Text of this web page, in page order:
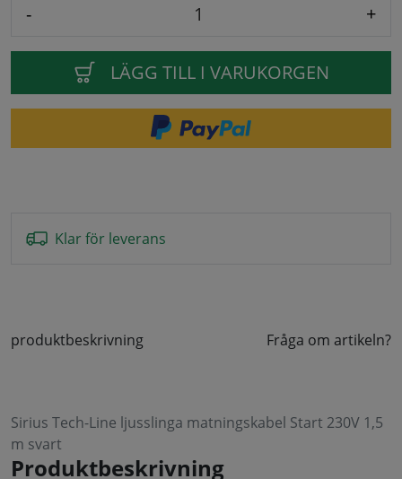
- +
LÄGG TILL I VARUKORGEN
Klar för leverans
produktbeskrivning Fråga om artikeln?
Sirius Tech-Line ljusslinga matningskabel Start 230V 1,5
m svart
Produktbeskrivning